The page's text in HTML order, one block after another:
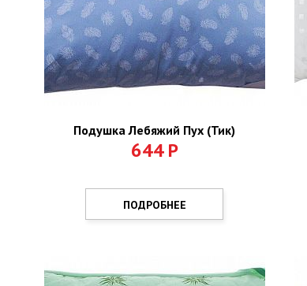
Подушка Лебяжий Пух (Тик)
644 Р
ПОДРОБНЕЕ